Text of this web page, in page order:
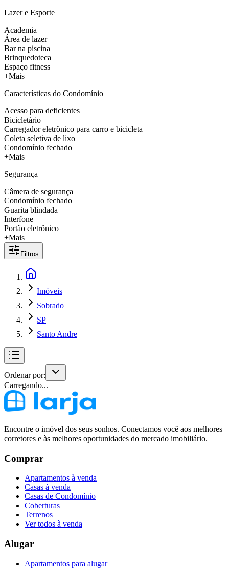
Lazer e Esporte
Academia
Área de lazer
Bar na piscina
Brinquedoteca
Espaço fitness
+Mais
Características do Condomínio
Acesso para deficientes
Bicicletário
Carregador eletrônico para carro e bicicleta
Coleta seletiva de lixo
Condomínio fechado
+Mais
Segurança
Câmera de segurança
Condomínio fechado
Guarita blindada
Interfone
Portão eletrônico
+Mais
Filtros
Imóveis
Sobrado
SP
Santo Andre
Ordenar por:
Carregando...
Encontre o imóvel dos seus sonhos. Conectamos você aos melhores
corretores e às melhores oportunidades do mercado imobiliário.
Comprar
Apartamentos à venda
Casas à venda
Casas de Condomínio
Coberturas
Terrenos
Ver todos à venda
Alugar
Apartamentos para alugar